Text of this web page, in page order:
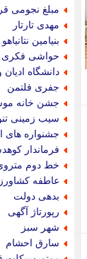
مبلغ نجومی
مهدی تارتار
بنیامین نتانیاهو
حواشی فکری
دانشگاه
جفری فلتمن
جشن خانه
سیب زمینی
جشنواره های
فرماندار
خط دوم
عاطفه کشاورز
بدهی دولت
رپورتاژ آگهی
شهر سبز
سارق احشام